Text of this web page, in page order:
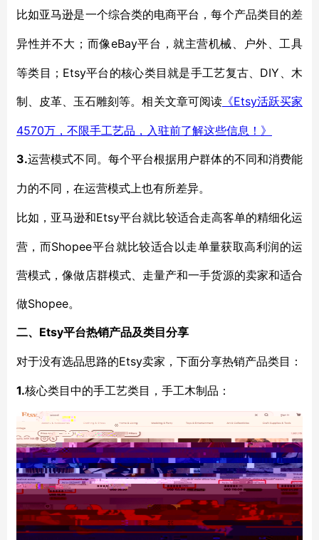
比如亚马逊是一个综合类的电商平台，每个产品类目的差
异性并不大；而像eBay平台，就主营机械、户外、工具
等类目；Etsy平台的核心类目就是手工艺复古、DIY、木
制、皮革、玉石雕刻等。相关文章可阅读《Etsy活跃买家
4570万，不限手工艺品，入驻前了解这些信息！》
3.运营模式不同。每个平台根据用户群体的不同和消费能
力的不同，在运营模式上也有所差异。
比如，亚马逊和Etsy平台就比较适合走高客单的精细化运
营，而Shopee平台就比较适合以走单量获取高利润的运
营模式，像做店群模式、走量产和一手货源的卖家和适合
做Shopee。
二、 Etsy平台热销产品及类目分享
对于没有选品思路的Etsy卖家，下面分享热销产品类目：
1.核心类目中的手工艺类目，手工木制品：